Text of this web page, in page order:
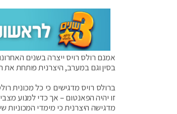
בסין וגם במערב, היצרנית פותחת
ברולס רויס מדגישים כי כל מכונית
זו יהיה הפאנטום – אך כדי למנוע
מדגישה היצרנית כי מימדי המכוניות